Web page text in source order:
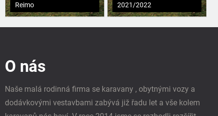
Reimo
2021/2022
O nás
Naše malá rodinná firma se karavany , obytnými vozy a
dodávkovými vestavbami zabývá již řadu let a vše kolem